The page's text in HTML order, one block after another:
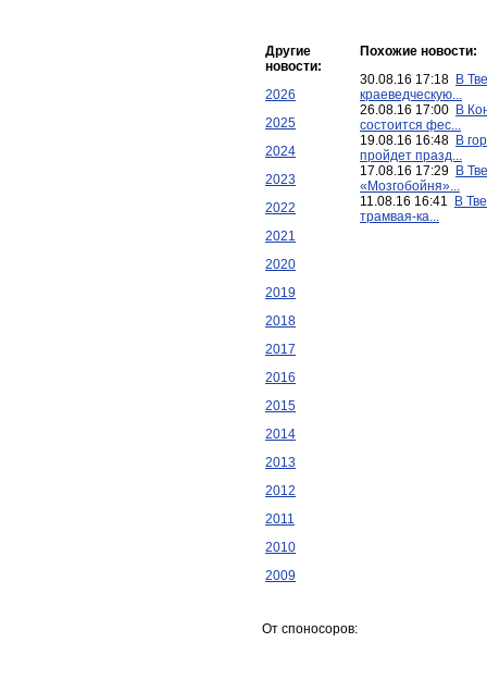
Другие
новости:
2026
2025
2024
2023
2022
2021
2020
2019
2018
2017
2016
2015
2014
2013
2012
2011
2010
2009
Похожие новости:
30.08.16 17:18 В
краеведческую...
26.08.16 17:00 В
состоится фес...
19.08.16 16:48 В
пройдет празд...
17.08.16 17:29 В
«Мозгобойня»...
11.08.16 16:41
В
трамвая-ка...
От споносоров: